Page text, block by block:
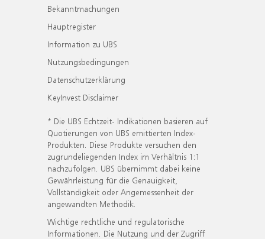
Bekanntmachungen
Hauptregister
Information zu UBS
Nutzungsbedingungen
Datenschutzerklärung
KeyInvest Disclaimer
* Die UBS Echtzeit- Indikationen basieren auf
Quotierungen von UBS emittierten Index-
Produkten. Diese Produkte versuchen den
zugrundeliegenden Index im Verhältnis 1:1
nachzufolgen. UBS übernimmt dabei keine
Gewährleistung für die Genauigkeit,
Vollständigkeit oder Angemessenheit der
angewandten Methodik.
Wichtige rechtliche und regulatorische
Informationen. Die Nutzung und der Zugriff